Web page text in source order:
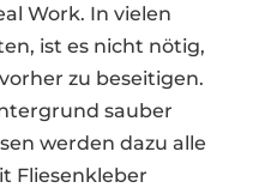
Work. In vielen
ist es nicht nötig,
zu beseitigen.
sauber
werden dazu alle
Fliesenkleber